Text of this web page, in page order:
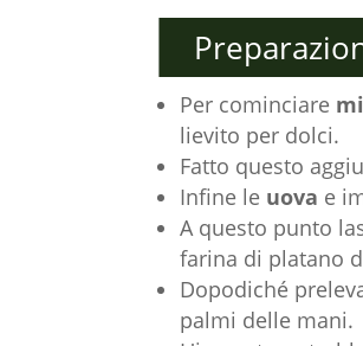
Per cominciare
lievito per dolci.
Fatto questo
Infine le uova e
A questo punto
farina di platano
Dopodiché
palmi delle mani.